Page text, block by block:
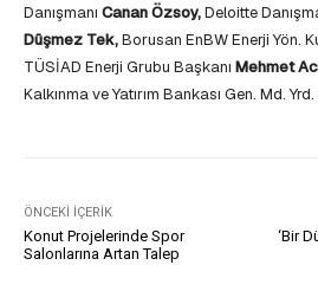
Danışmanı Canan Özsoy,Deloitte
Düşmez Tek,Borusan EnBW Enerji Yön.
TÜSİAD Enerji Grubu Başkanı Mehmet
Kalkınma ve Yatırım Bankası Gen. Md. Yrd.
ÖNCEKI İÇERIK
Konut Projelerinde Spor
Salonlarına Artan Talep
‘Bir